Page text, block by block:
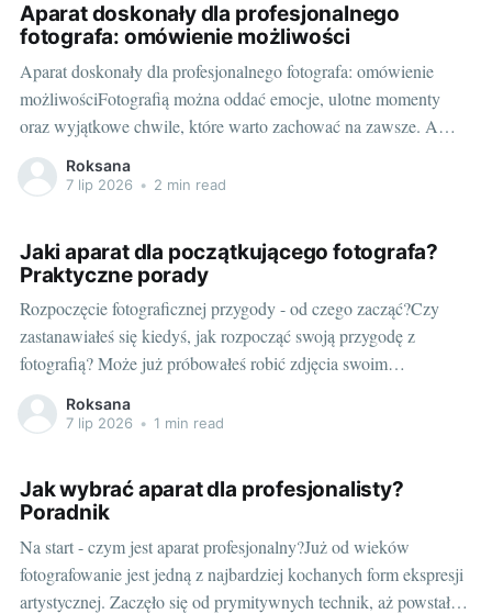
Aparat doskonały dla profesjonalnego
fotografa: omówienie możliwości
Aparat doskonały dla profesjonalnego fotografa: omówienie
możliwościFotografią można oddać emocje, ulotne momenty
oraz wyjątkowe chwile, które warto zachować na zawsze. A
najlepszym narzędziem, które pozwoli to zrobić, jest aparat
fotograficzny. Roztańczony światłocieniem – dlaczego warto
oświetlenie,
Roksana
7 lip 2026 • 2 min read
Jaki aparat dla początkującego fotografa?
Praktyczne porady
Rozpoczęcie fotograficznej przygody - od czego zacząć?Czy
zastanawiałeś się kiedyś, jak rozpocząć swoją przygodę z
fotografią? Może już próbowałeś robić zdjęcia swoim
smartfonem, ale czujesz, że to nie wystarczy? Jeśli tak,
prawdopodobnie nadszedł czas, aby poszukać pierwszego
Roksana
7 lip 2026 • 1 min read
Jak wybrać aparat dla profesjonalisty?
Poradnik
Na start - czym jest aparat profesjonalny?Już od wieków
fotografowanie jest jedną z najbardziej kochanych form ekspresji
artystycznej. Zaczęło się od prymitywnych technik, aż powstała